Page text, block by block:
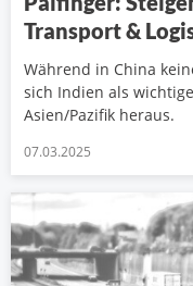
Transport &
Während in China
sich Indien als
Asien/Pazifik heraus.
07.03.2025